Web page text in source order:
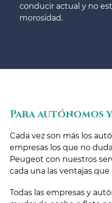
conducir actual y no
morosidad.
Para autónomos y
Cada vez son más los
empresas los que no
Peugeot con nuestros
cada una las ventajas que
Todas las empresas y